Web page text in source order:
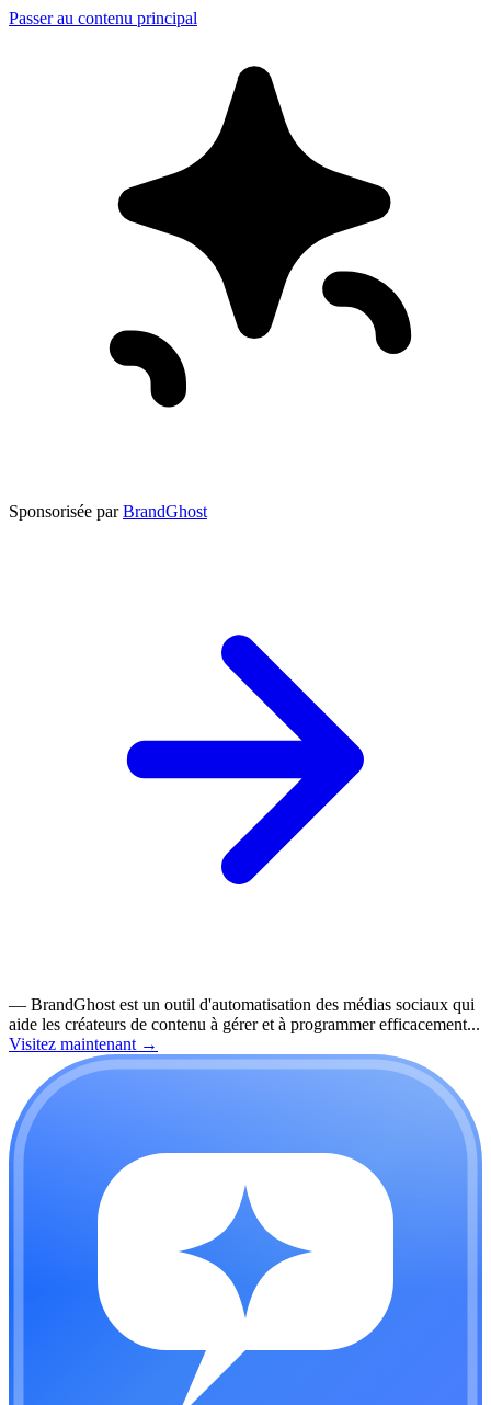
Passer au contenu principal
Sponsorisée par BrandGhost
— BrandGhost est un outil d'automatisation des médias sociaux qui
aide les créateurs de contenu à gérer et à programmer efficacement...
Visitez maintenant →